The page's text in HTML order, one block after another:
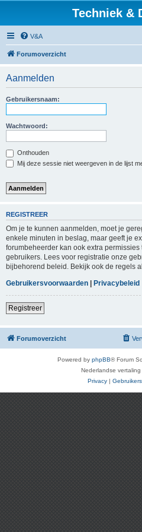
Techniek &
V&A
Forumoverzicht
Aanmelden
Gebruikersnaam:
Wachtwoord:
Onthouden
Mij deze sessie niet weergeven in de lijst
REGISTREER
Om je te kunnen aanmelden, moet je
enkele minuten in beslag, maar geeft je
forumbeheerder kan ook extra
gebruikers. Lees voor registratie onze
bijbehorend beleid. Bekijk ook de regels
Gebruikersvoorwaarden | Privacybeleid
Registreer
Forumoverzicht
Powered by phpBB® Forum
Nederlandse
Privacy |